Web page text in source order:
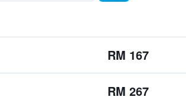
RM 167
RM 267